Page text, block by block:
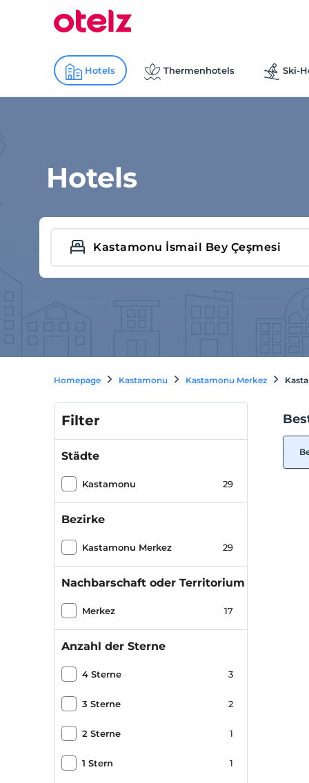
Hotels Thermenhotels Ski-
Hotels
Homepage Kastamonu Kastamonu Merkez
Filter
Städte
Kastamonu 29
Bezirke
Kastamonu Merkez 29
Nachbarschaft oder Territorium
Merkez 17
Anzahl der Sterne
4 Sterne 3
3 Sterne 2
2 Sterne 1
1 Stern 1